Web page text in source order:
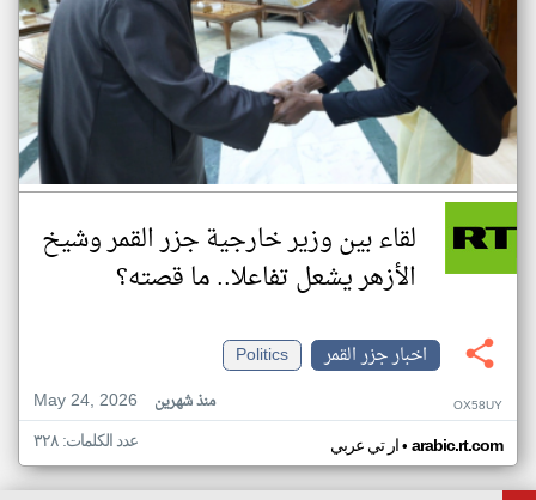
لقاء بين وزير خارجية جزر القمر وشيخ
الأزهر يشعل تفاعلا.. ما قصته؟
اخبار جزر القمر
Politics
May 24, 2026
منذ شهرين OX58UY
ار تي عربي• arabic.rt.com عدد الكلمات: ٣٢٨